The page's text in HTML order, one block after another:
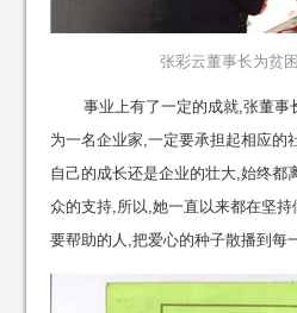
张彩云董事长为贫
事业上有了一定的成就,张董
为一名企业家,一定要承担起相应的
自己的成长还是企业的壮大,始终都
众的支持,所以,她一直以来都在坚
要帮助的人,把爱心的种子散播到每